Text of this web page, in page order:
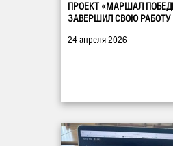
ПРОЕКТ «МАРШАЛ
ЗАВЕРШИЛ СВОЮ РАБОТУ
24 апреля 2026